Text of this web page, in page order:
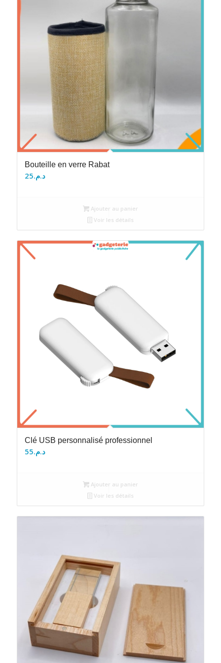
Bouteille en verre Rabat
د.م.25
Ajouter au panier
Voir les détails
Clé USB personnalisé professionnel
د.م.55
Ajouter au panier
Voir les détails